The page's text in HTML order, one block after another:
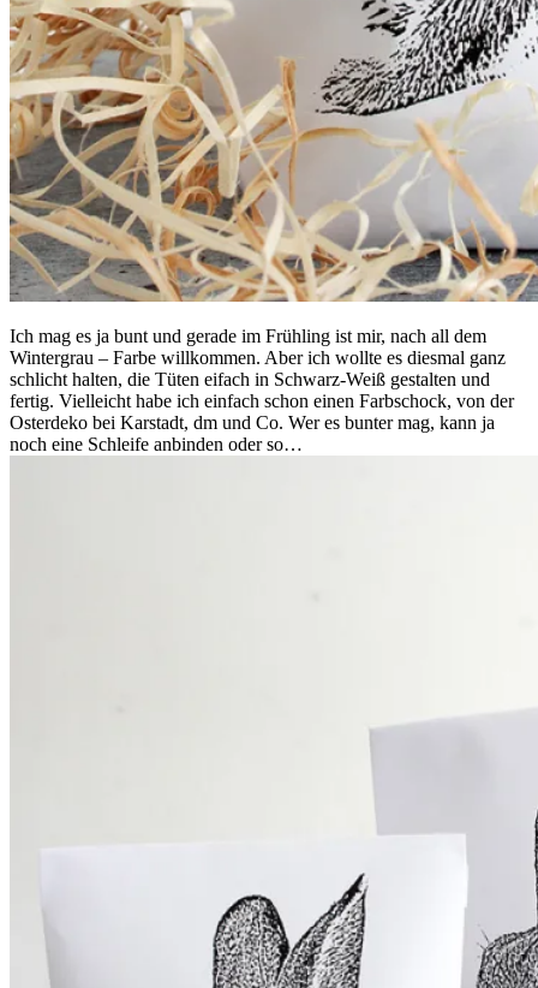
Ich mag es ja bunt und gerade im Frühling ist mir, nach all dem
Wintergrau – Farbe willkommen. Aber ich wollte es diesmal ganz
schlicht halten, die Tüten eifach in Schwarz-Weiß gestalten und
fertig. Vielleicht habe ich einfach schon einen Farbschock, von der
Osterdeko bei Karstadt, dm und Co. Wer es bunter mag, kann ja
noch eine Schleife anbinden oder so…